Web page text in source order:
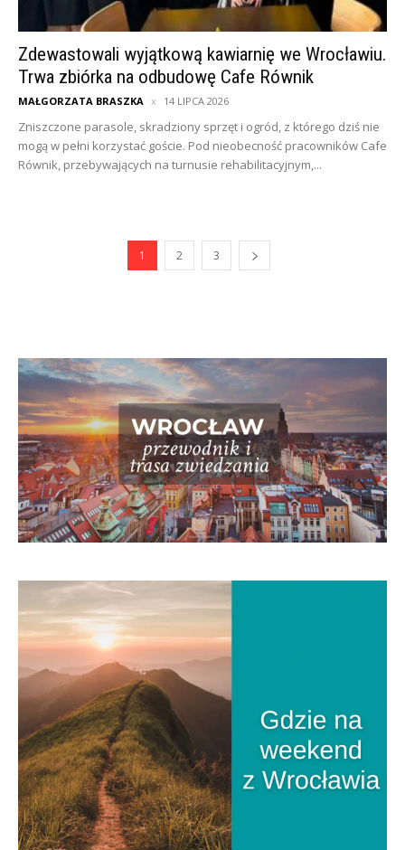
Zdewastowali wyjątkową kawiarnię we Wrocławiu.
Trwa zbiórka na odbudowę Cafe Równik
MAŁGORZATA BRASZKA 14 LIPCA 2026
Zniszczone parasole, skradziony sprzęt i ogród, z którego dziś nie
mogą w pełni korzystać goście. Pod nieobecność pracowników Cafe
Równik, przebywających na turnusie rehabilitacyjnym,...
1 2 3